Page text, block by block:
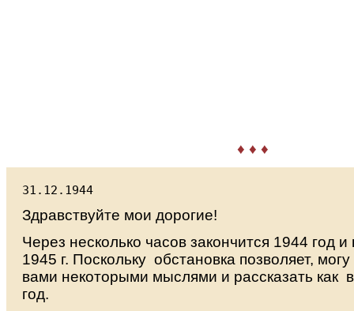
♦ ♦ ♦
31.12.1944
Здравствуйте мои дорогие!
Через несколько часов закончится 1944 год
1945 г. Поскольку обстановка позволяет,
вами некоторыми мыслями и рассказать как
год.